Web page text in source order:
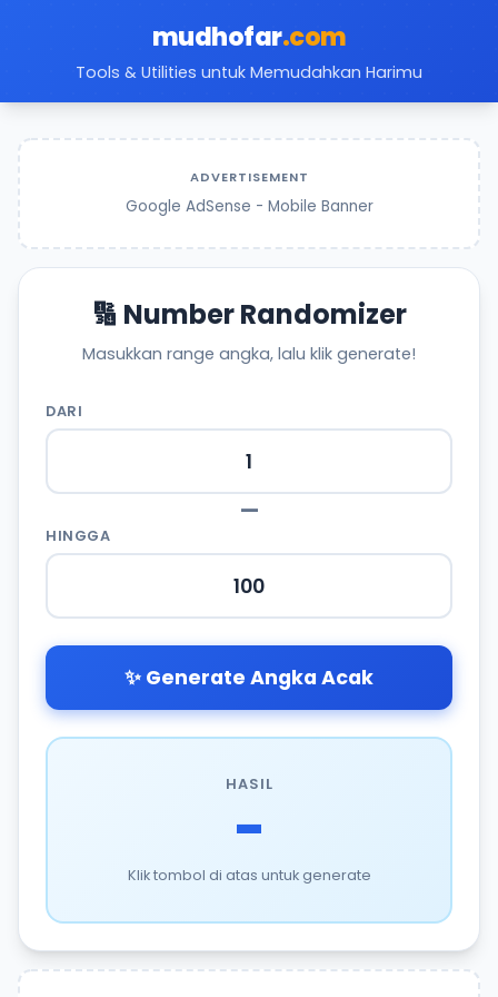
mudhofar.com
Tools & Utilities untuk Memudahkan Harimu
ADVERTISEMENT
Google AdSense - Mobile Banner
🔢 Number Randomizer
Masukkan range angka, lalu klik generate!
DARI
—
HINGGA
✨ Generate Angka Acak
HASIL
-
Klik tombol di atas untuk generate